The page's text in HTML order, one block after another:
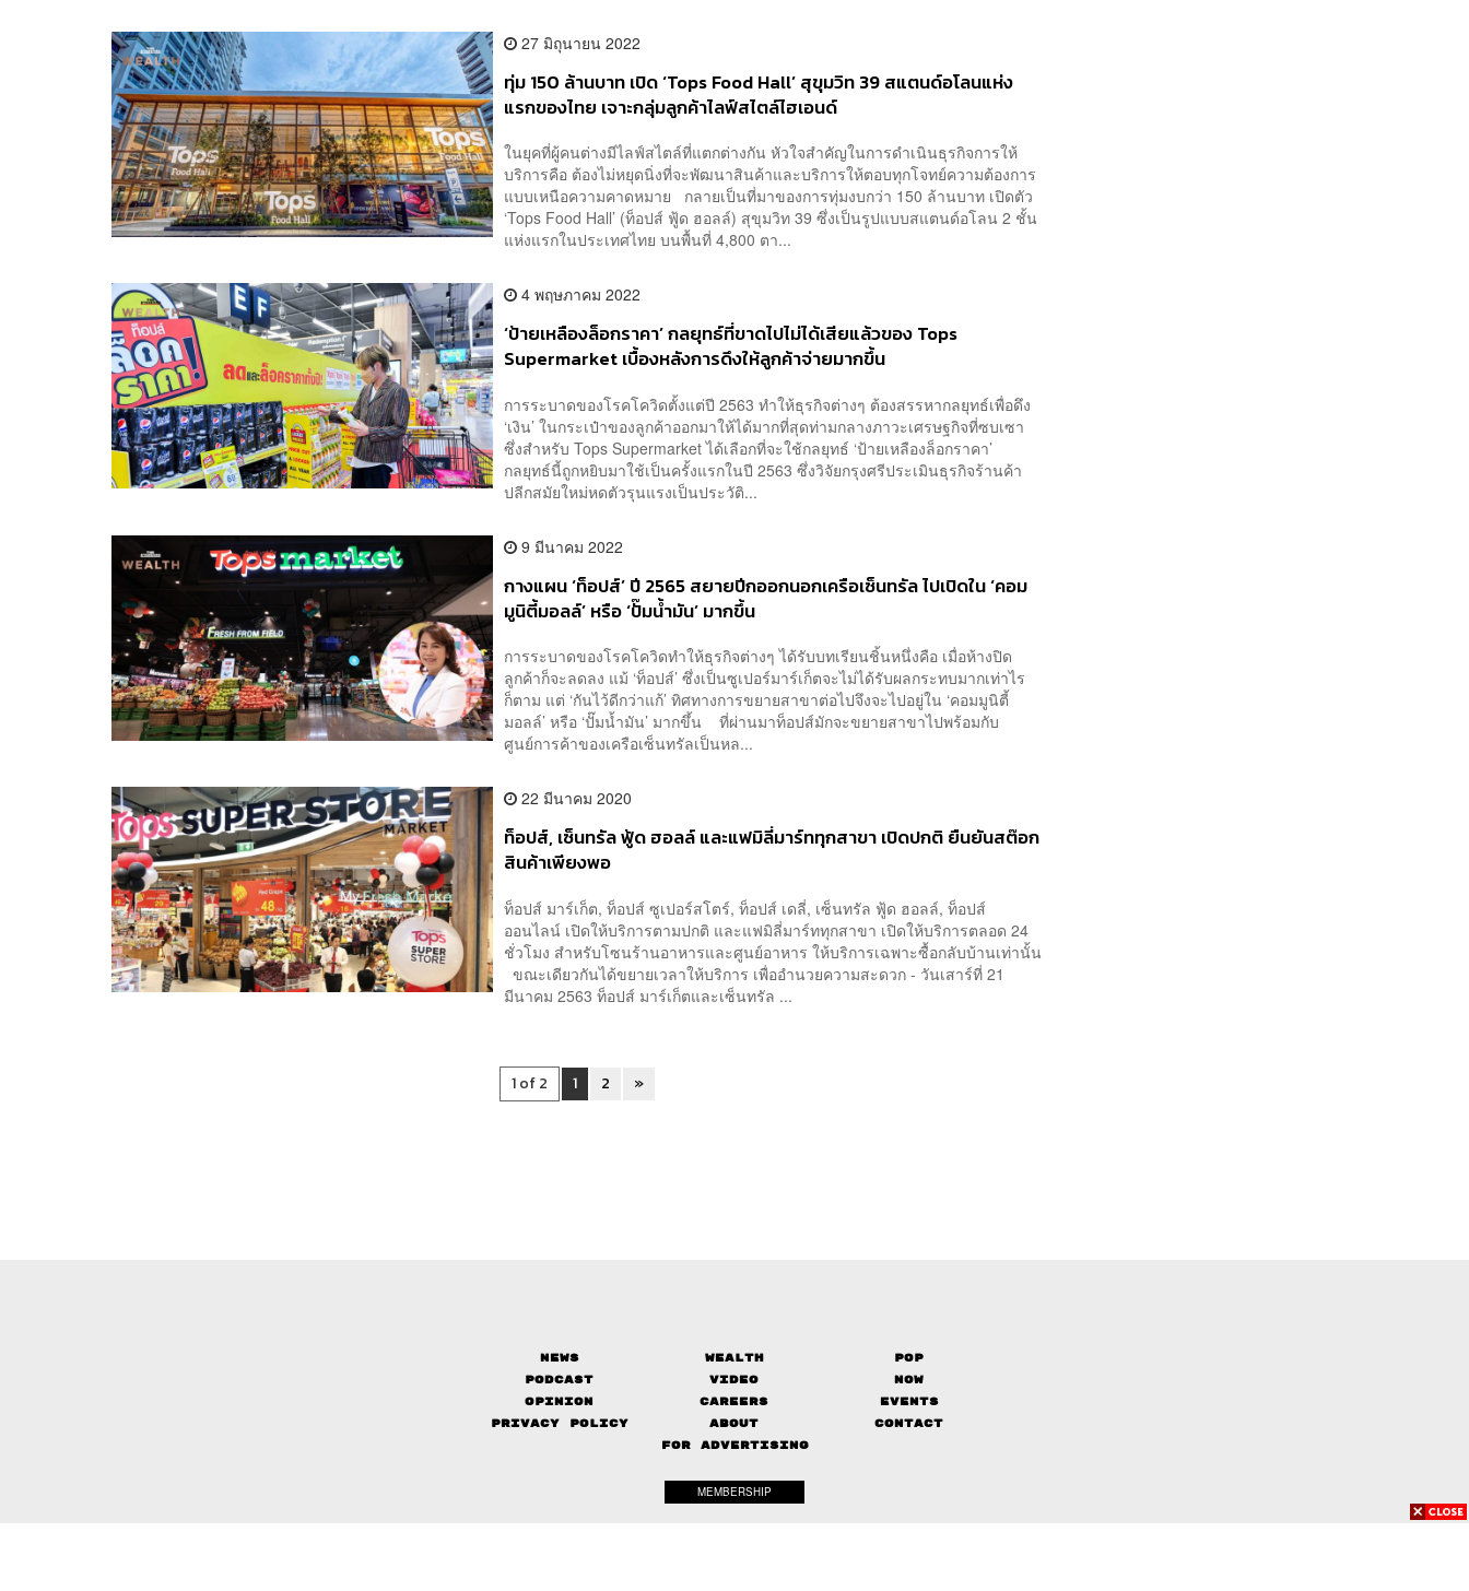
27 มิถุนายน 2022
ทุ่ม 150 ล้านบาท เปิด ‘Tops Food Hall’ สุขุมวิท 39 สแตนด์อโลนแห่ง
แรกของไทย เจาะกลุ่มลูกค้าไลฟ์สไตล์ไฮเอนด์
ในยุคที่ผู้คนต่างมีไลฟ์สไตล์ที่แตกต่างกัน หัวใจสำคัญในการดำเนินธุรกิจการให้
บริการคือ ต้องไม่หยุดนิ่งที่จะพัฒนาสินค้าและบริการให้ตอบทุกโจทย์ความต้องการ
แบบเหนือความคาดหมาย กลายเป็นที่มาของการทุ่มงบกว่า 150 ล้านบาท เปิดตัว
‘Tops Food Hall’ (ท็อปส์ ฟู้ด ฮอลล์) สุขุมวิท 39 ซึ่งเป็นรูปแบบสแตนด์อโลน 2 ชั้น
แห่งแรกในประเทศไทย บนพื้นที่ 4,800 ตา...
4 พฤษภาคม 2022
‘ป้ายเหลืองล็อกราคา’ กลยุทธ์ที่ขาดไปไม่ได้เสียแล้วของ Tops
Supermarket เบื้องหลังการดึงให้ลูกค้าจ่ายมากขึ้น
การระบาดของโรคโควิดตั้งแต่ปี 2563 ทำให้ธุรกิจต่างๆ ต้องสรรหากลยุทธ์เพื่อดึง
‘เงิน’ ในกระเป๋าของลูกค้าออกมาให้ได้มากที่สุดท่ามกลางภาวะเศรษฐกิจที่ซบเซา
ซึ่งสำหรับ Tops Supermarket ได้เลือกที่จะใช้กลยุทธ์ ‘ป้ายเหลืองล็อกราคา’
กลยุทธ์นี้ถูกหยิบมาใช้เป็นครั้งแรกในปี 2563 ซึ่งวิจัยกรุงศรีประเมินธุรกิจร้านค้า
ปลีกสมัยใหม่หดตัวรุนแรงเป็นประวัติ...
9 มีนาคม 2022
กางแผน ‘ท็อปส์’ ปี 2565 สยายปีกออกนอกเครือเซ็นทรัล ไปเปิดใน ‘คอม
มูนิตี้มอลล์’ หรือ ‘ปั๊มน้ำมัน’ มากขึ้น
การระบาดของโรคโควิดทำให้ธุรกิจต่างๆ ได้รับบทเรียนชิ้นหนึ่งคือ เมื่อห้างปิด
ลูกค้าก็จะลดลง แม้ ‘ท็อปส์’ ซึ่งเป็นซูเปอร์มาร์เก็ตจะไม่ได้รับผลกระทบมากเท่าไร
ก็ตาม แต่ ‘กันไว้ดีกว่าแก้’ ทิศทางการขยายสาขาต่อไปจึงจะไปอยู่ใน ‘คอมมูนิตี้
มอลล์’ หรือ ‘ปั๊มน้ำมัน’ มากขึ้น ที่ผ่านมาท็อปส์มักจะขยายสาขาไปพร้อมกับ
ศูนย์การค้าของเครือเซ็นทรัลเป็นหล...
22 มีนาคม 2020
ท็อปส์, เซ็นทรัล ฟู้ด ฮอลล์ และแฟมิลี่มาร์ททุกสาขา เปิดปกติ ยืนยันสต๊อก
สินค้าเพียงพอ
ท็อปส์ มาร์เก็ต, ท็อปส์ ซูเปอร์สโตร์, ท็อปส์ เดลี่, เซ็นทรัล ฟู้ด ฮอลล์, ท็อปส์
ออนไลน์ เปิดให้บริการตามปกติ และแฟมิลี่มาร์ททุกสาขา เปิดให้บริการตลอด 24
ชั่วโมง สำหรับโซนร้านอาหารและศูนย์อาหาร ให้บริการเฉพาะซื้อกลับบ้านเท่านั้น
ขณะเดียวกันได้ขยายเวลาให้บริการ เพื่ออำนวยความสะดวก - วันเสาร์ที่ 21
มีนาคม 2563 ท็อปส์ มาร์เก็ตและเซ็นทรัล ...
1 of 2 1 2 »
News Wealth
Pop
Podcast
Video
Now
Opinion
Careers
Events
Privacy Policy
About
Contact
FOR ADVERTISING
MEMBERSHIP